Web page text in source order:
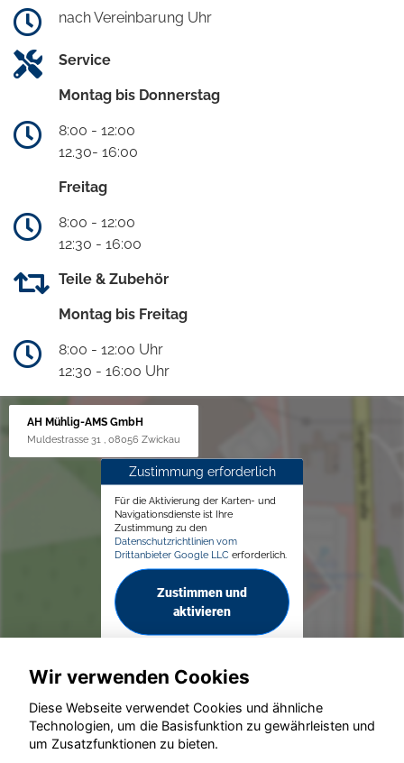
nach Vereinbarung Uhr
Service
Montag bis Donnerstag
8:00 - 12:00
12.30- 16:00
Freitag
8:00 - 12:00
12:30 - 16:00
Teile & Zubehör
Montag bis Freitag
8:00 - 12:00 Uhr
12:30 - 16:00 Uhr
AH Mühlig-AMS GmbH
Muldestrasse 31 , 08056 Zwickau
Zustimmung erforderlich
Für die Aktivierung der Karten- und
Navigationsdienste ist Ihre
Zustimmung zu den
Datenschutzrichtlinien vom
Drittanbieter Google LLC erforderlich.
Zustimmen und
aktivieren
© konjunkturmotor.de GmbH 2020 - 2026
Wir verwenden Cookies
Diese Webseite verwendet Cookies und ähnliche
Technologien, um die Basisfunktion zu gewährleisten und
um Zusatzfunktionen zu bieten.